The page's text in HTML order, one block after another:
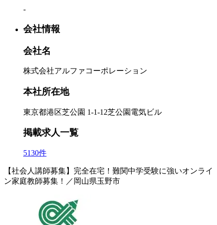
-
会社情報
会社名
株式会社アルファコーポレーション
本社所在地
東京都港区芝公園 1-1-12芝公園電気ビル
掲載求人一覧
5130件
【社会人講師募集】完全在宅！難関中学受験に強いオンライ
ン家庭教師募集！／岡山県玉野市